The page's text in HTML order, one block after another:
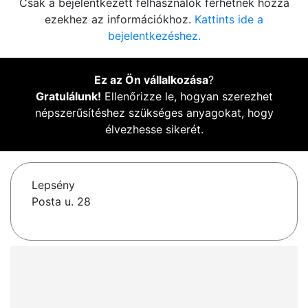
Csak a bejelentkezett felhasználók férhetnek hozzá
ezekhez az információkhoz. Kattints ide a
bejelentkezéshez.
Ez az Ön vállalkozása?
Gratulálunk! Ellenőrizze le, hogyan szerezhet
népszerűsítéshez szükséges anyagokat, hogy
élvezhesse sikerét.
Lepsény
Posta u. 28